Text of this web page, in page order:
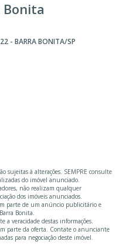
- BARRA BONITA/SP
sujeitas à alterações. SEMPRE consulte
do imóvel anunciado.
não realizam qualquer
dos imóveis anunciados.
parte de um anúncio publicitário e
Bonita.
a veracidade destas informações.
parte da oferta. Contate o anunciante
para negociação deste imóvel.